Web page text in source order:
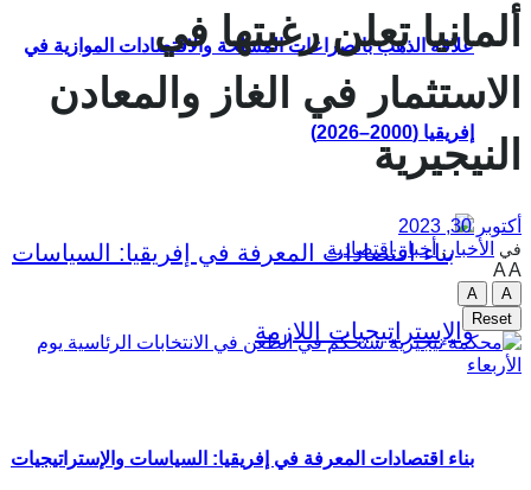
علاقة الذهب بالصراعات المسلحة والاقتصادات الموازية في
إفريقيا (2000–2026)
بناء اقتصادات المعرفة في إفريقيا: السياسات والإستراتيجيات
ألمانيا تعلن رغبتها في
الاستثمار في الغاز والمعادن
النيجيرية
أكتوبر 30, 2023
في الأخبار ,أخبار اقتصادية
AA
A
A
Reset